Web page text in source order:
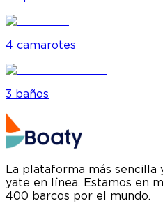
4 camarotes
3 baños
La plataforma más sencilla
yate en línea. Estamos en
400 barcos por el mundo.